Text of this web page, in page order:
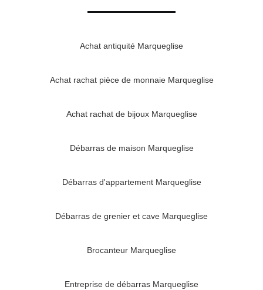
Achat antiquité Marqueglise
Achat rachat pièce de monnaie Marqueglise
Achat rachat de bijoux Marqueglise
Débarras de maison Marqueglise
Débarras d'appartement Marqueglise
Débarras de grenier et cave Marqueglise
Brocanteur Marqueglise
Entreprise de débarras Marqueglise